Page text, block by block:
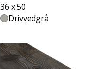
36 x 50
Drivvedgrå